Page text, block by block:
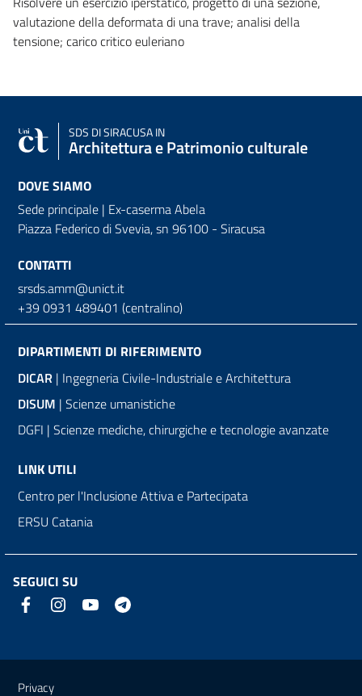
valutazione della deformata di una trave; analisi della
tensione; carico critico euleriano
SDS DI SIRACUSA IN
Architettura e Patrimonio culturale
DOVE SIAMO
Sede principale | Ex-caserma Abela
Piazza Federico di Svevia, sn 96100 - Siracusa
CONTATTI
srsds.amm@unict.it
+39 0931 489401 (centralino)
DIPARTIMENTI DI RIFERIMENTO
DICAR | Ingegneria Civile-Industriale e Architettura
DISUM | Scienze umanistiche
DGFI | Scienze mediche, chirurgiche e tecnologie avanzate
LINK UTILI
Centro per l'Inclusione Attiva e Partecipata
ERSU Catania
SEGUICI SU
Link e informazioni utili
Privacy